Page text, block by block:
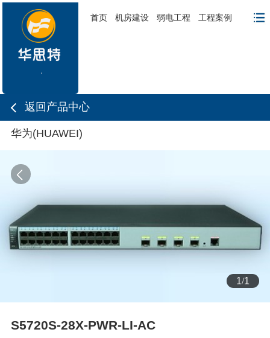
首页 机房建设 弱电工程 工程案例
返回产品中心
华为(HUAWEI)
1/1
S5720S-28X-PWR-LI-AC